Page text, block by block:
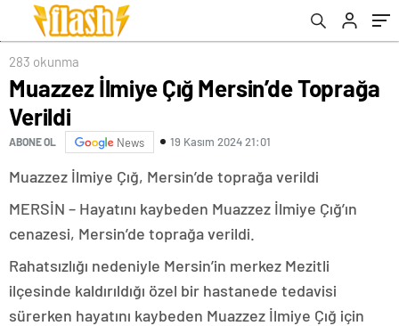
283 okunma
Muazzez İlmiye Çığ Mersin’de Toprağa
Verildi
ABONE OL News 19 Kasım 2024 21:01
Muazzez İlmiye Çığ, Mersin’de toprağa verildi
MERSİN – Hayatını kaybeden Muazzez İlmiye Çığ’ın
cenazesi, Mersin’de toprağa verildi.
Rahatsızlığı nedeniyle Mersin’in merkez Mezitli
ilçesinde kaldırıldığı özel bir hastanede tedavisi
sürerken hayatını kaybeden Muazzez İlmiye Çığ için